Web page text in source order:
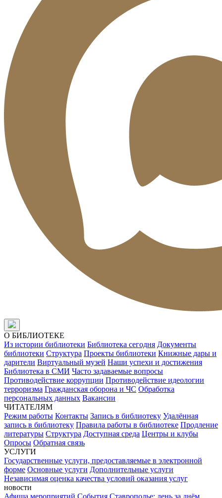
О БИБЛИОТЕКЕ
Из истории библиотеки Библиотека сегодня Документы
библиотеки Структура Проекты библиотеки Книжные дары и
дарители Виртуальный музей Наши успехи и достижения
Библиотека в СМИ Часто задаваемые вопросы
Противодействие коррупции Противодействие идеологии
терроризма Гражданская оборона и ЧС Обработка
персональных данных Вакансии
ЧИТАТЕЛЯМ
Режим работы Контакты Запись в библиотеку Удалённая
запись в библиотеку Правила работы в библиотеке Продление
литературы Структура Доступная среда Центры и клубы
Опросы Обратная связь
УСЛУГИ
Государственные услуги, предоставляемые в электронной
форме Основные услуги Дополнительные услуги
Независимая оценка качества условий оказания услуг
новости
Афиша мероприятий События Ставрополье: день за днём